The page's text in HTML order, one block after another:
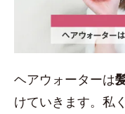
ヘアウォーターは
けていきます。私